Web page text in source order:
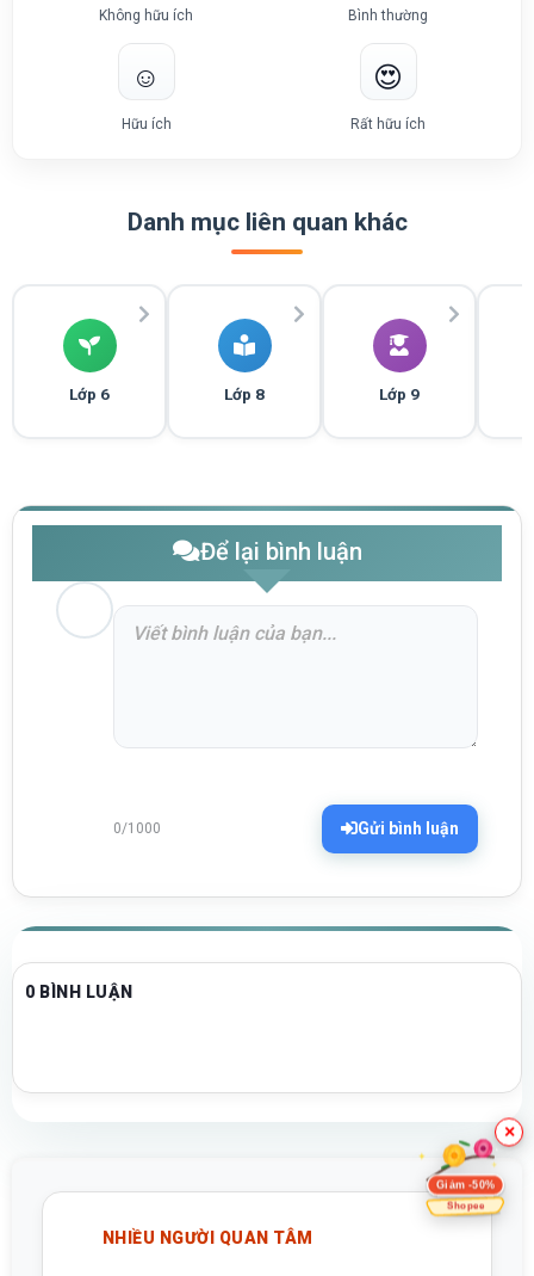
Không hữu ích Bình thường
☺️
Hữu ích
😍
Rất hữu ích
Danh mục liên quan khác
Lớp 6 Lớp 8 Lớp 9
Để lại bình luận
0/1000 Gửi bình luận
0 BÌNH LUẬN
NHIỀU NGƯỜI QUAN TÂM
×
Giảm -50%
Shopee